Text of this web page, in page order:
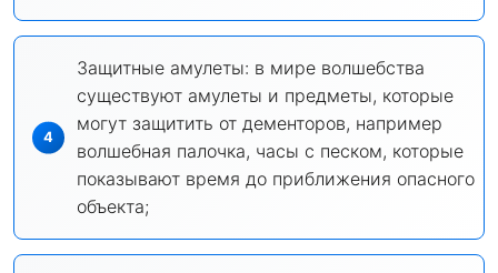
Защитные амулеты: в мире волшебства
существуют амулеты и предметы, которые
могут защитить от дементоров, например
волшебная палочка, часы с песком, которые
показывают время до приближения опасного
объекта;